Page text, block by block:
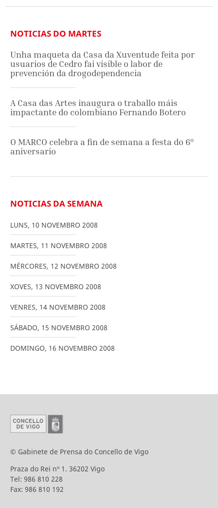
NOTICIAS DO MARTES
Unha maqueta da Casa da Xuventude feita por
usuarios de Cedro fai visible o labor de
prevención da drogodependencia
A Casa das Artes inaugura o traballo máis
impactante do colombiano Fernando Botero
O MARCO celebra a fin de semana a festa do 6º
aniversario
NOTICIAS DA SEMANA
LUNS, 10 NOVEMBRO 2008
MARTES, 11 NOVEMBRO 2008
MÉRCORES, 12 NOVEMBRO 2008
XOVES, 13 NOVEMBRO 2008
VENRES, 14 NOVEMBRO 2008
SÁBADO, 15 NOVEMBRO 2008
DOMINGO, 16 NOVEMBRO 2008
© Gabinete de Prensa do Concello de Vigo
Praza do Rei nº 1. 36202 Vigo
Tel: 986 810 228
Fax: 986 810 192